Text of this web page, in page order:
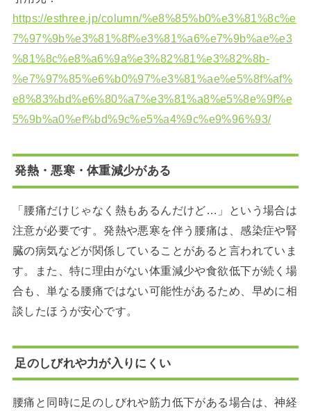
https://esthree.jp/column/%e8%85%b0%e3%81%8c%e
7%97%9b%e3%81%8f%e3%81%a6%e7%9b%ae%e3
%81%8c%e8%a6%9a%e3%82%81%e3%82%8b-
%e7%97%85%e6%b0%97%e3%81%ae%e5%8f%af%
e8%83%bd%e6%80%a7%e3%81%a8%e5%8e%9f%e
5%9b%a0%ef%bd%9c%e5%a4%9c%e9%96%93/
発熱・悪寒・体重減少がある
「腰痛だけじゃなく熱もあるんだけど…」という場合は
注意が必要です。発熱や悪寒を伴う腰痛は、感染症や腎
臓の病気などが関係していることがあると言われていま
す。また、特に理由がない体重減少や食欲低下が続く場
合も、単なる腰痛ではない可能性があるため、早めに相
談したほうが安心です。
足のしびれや力が入りにくい
腰痛と同時に足のしびれや筋力低下がある場合は、神経